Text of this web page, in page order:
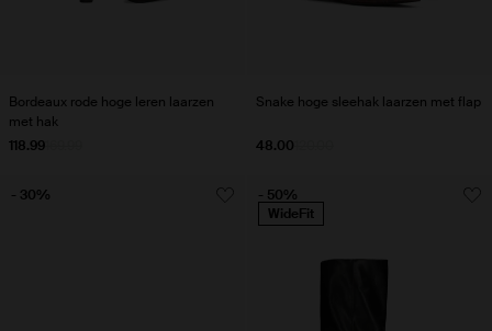
Bordeaux rode hoge leren laarzen
met hak
118.99
Snake hoge sleehak laarzen met flap
48.00
- 30%
- 50%
WideFit